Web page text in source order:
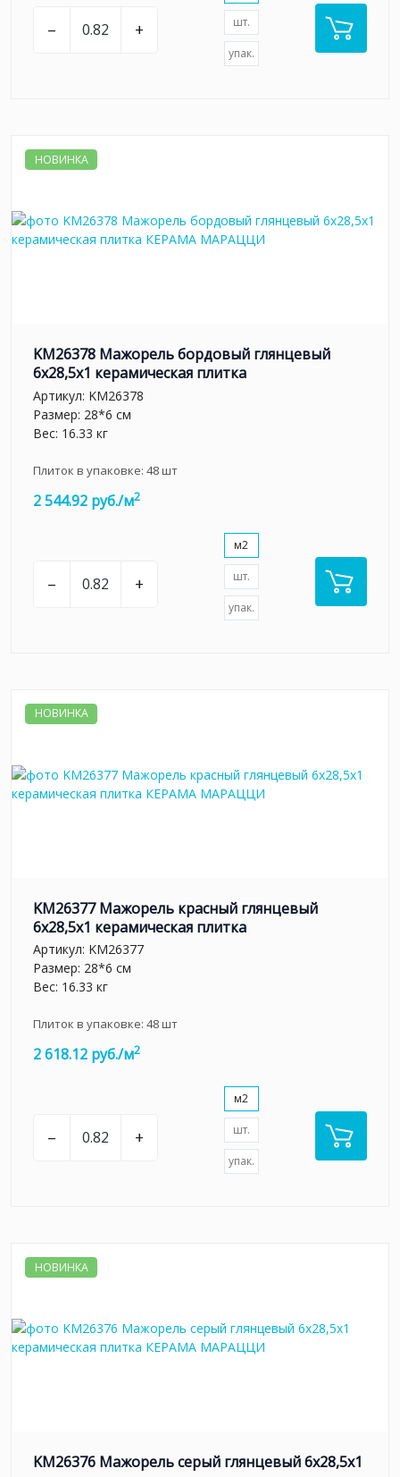
– + шт.
упак.
НОВИНКА
KM26378 Мажорель бордовый глянцевый
6x28,5x1 керамическая плитка
Артикул: KM26378
Размер: 28*6 см
Вес: 16.33 кг
Плиток в упаковке: 48шт
2 544.92 руб./м2
– +
м2
шт.
упак.
НОВИНКА
KM26377 Мажорель красный глянцевый
6x28,5x1 керамическая плитка
Артикул: KM26377
Размер: 28*6 см
Вес: 16.33 кг
Плиток в упаковке: 48шт
2 618.12 руб./м2
– +
м2
шт.
упак.
НОВИНКА
KM26376 Мажорель серый глянцевый 6x28,5x1